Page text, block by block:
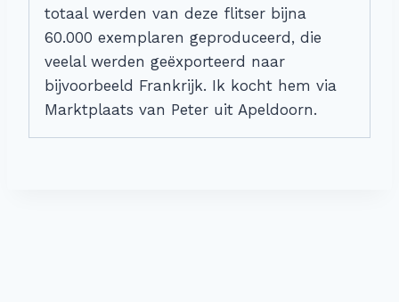
totaal werden van deze flitser bijna
60.000 exemplaren geproduceerd, die
veelal werden geëxporteerd naar
bijvoorbeeld Frankrijk. Ik kocht hem via
Marktplaats van Peter uit Apeldoorn.